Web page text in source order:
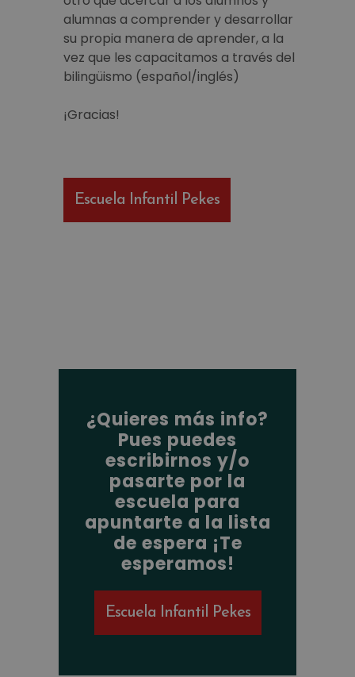
alumnas a comprender y desarrollar
su propia manera de aprender, a la
vez que les capacitamos a través del
bilingüismo (español/inglés)
¡Gracias!
Escuela Infantil Pekes
¿Quieres más info?
Pues puedes
escribirnos y/o
pasarte por la
escuela para
apuntarte a la lista
de espera ¡Te
esperamos!
Escuela Infantil Pekes